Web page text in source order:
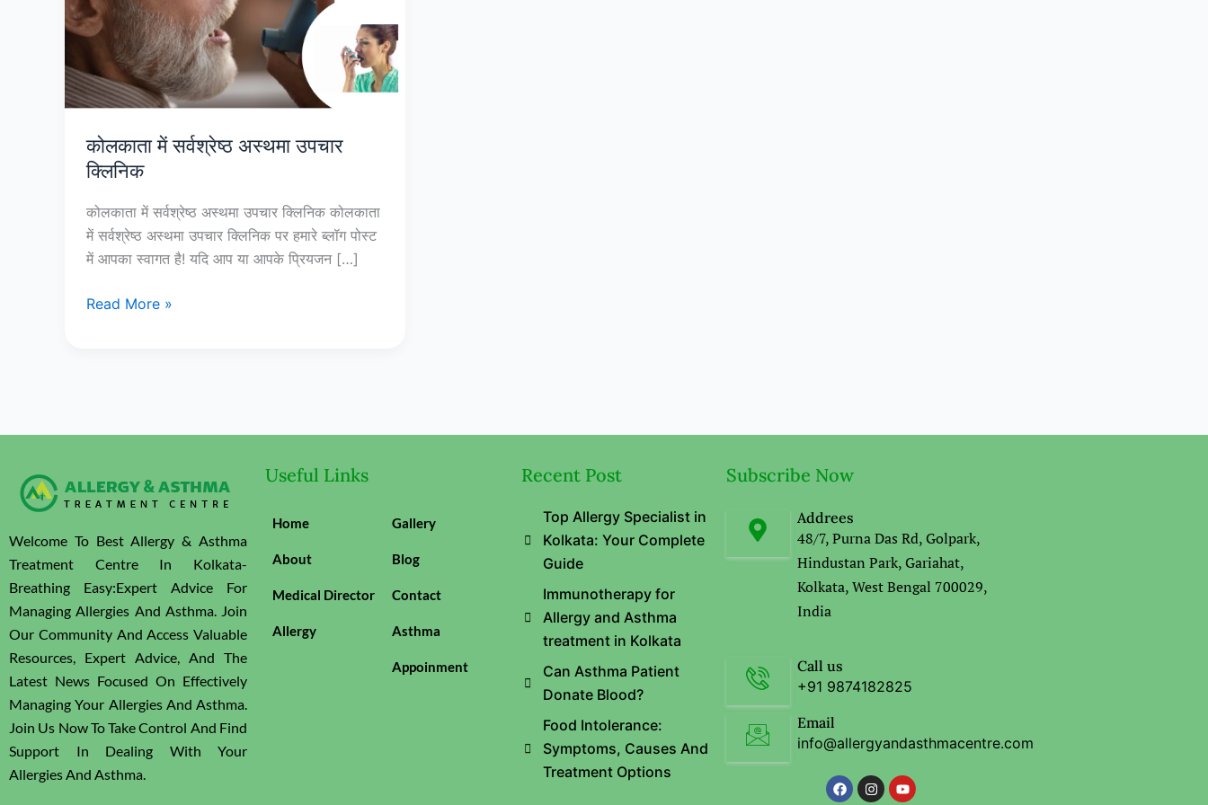
कोलकाता में सर्वश्रेष्ठ अस्थमा उपचार
क्लिनिक
कोलकाता में सर्वश्रेष्ठ अस्थमा उपचार क्लिनिक कोलकाता
में सर्वश्रेष्ठ अस्थमा उपचार क्लिनिक पर हमारे ब्लॉग पोस्ट
में आपका स्वागत है! यदि आप या आपके प्रियजन […]
उपचार
क्लिनिक
Read More »
Welcome To Best Allergy & Asthma
Treatment Centre In Kolkata-
Breathing Easy:Expert Advice For
Managing Allergies And Asthma. Join
Our Community And Access Valuable
Resources, Expert Advice, And The
Latest News Focused On Effectively
Managing Your Allergies And Asthma.
Join Us Now To Take Control And Find
Support In Dealing With Your
Allergies And Asthma.
Useful Links
Home
About
Medical Director
Allergy
Gallery
Blog
Contact
Asthma
Appoinment
Recent Post
Top Allergy Specialist in
Kolkata: Your Complete
Guide
Immunotherapy for
Allergy and Asthma
treatment in Kolkata
Can Asthma Patient
Donate Blood?
Food Intolerance:
Symptoms, Causes And
Treatment Options
Subscribe Now
Addrees
48/7, Purna Das Rd, Golpark,
Hindustan Park, Gariahat,
Kolkata, West Bengal 700029,
India
Call us
+91 9874182825
Email
info@allergyandasthmacentre.com
F
a
I
n
Y
o